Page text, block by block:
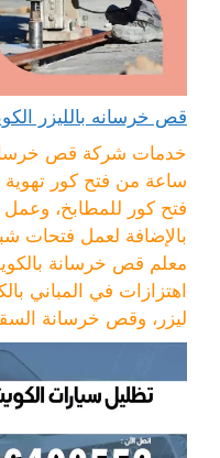
قص خرسانه بالليزر الكويت 65932555 فتح كور
ساعة من فتح كور تهوية
فتح كور للمطابخ،
بالإضافة لعمل فتحات
معلم قص خرسانة
اهتزازات في المباني
ليزر، وقص خرسانة